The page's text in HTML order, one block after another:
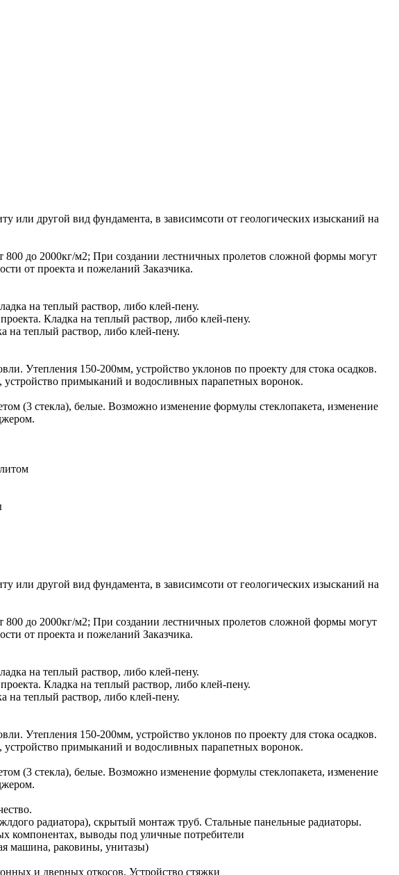
другой вид фундамента, в зависимсоти от геологических изысканий на
до 2000кг/м2; При создании лестничных пролетов сложной формы могут
от проекта и пожеланий Заказчика.
на теплый раствор, либо клей-пену.
Кладка на теплый раствор, либо клей-пену.
на теплый раствор, либо клей-пену.
Утепления 150-200мм, устройство уклонов по проекту для стока осадков.
примыканий и водосливных парапетных воронок.
(3 стекла), белые. Возможно изменение формулы стеклопакета, изменение
другой вид фундамента, в зависимсоти от геологических изысканий на
до 2000кг/м2; При создании лестничных пролетов сложной формы могут
от проекта и пожеланий Заказчика.
на теплый раствор, либо клей-пену.
Кладка на теплый раствор, либо клей-пену.
на теплый раствор, либо клей-пену.
Утепления 150-200мм, устройство уклонов по проекту для стока осадков.
примыканий и водосливных парапетных воронок.
(3 стекла), белые. Возможно изменение формулы стеклопакета, изменение
радиатора), скрытый монтаж труб. Стальные панельные радиаторы.
компонентах, выводы под уличные потребители
машина, раковины, унитазы)
и дверных откосов. Устройство стяжки